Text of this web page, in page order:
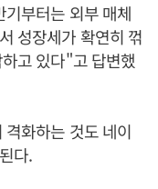
부터는 외부 매체
성장세가 확연히 꺾
고 있다"고 답변했
화하는 것도 네이
다.